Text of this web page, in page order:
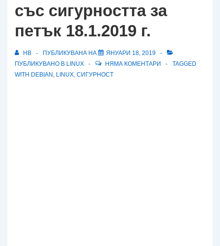
със сигурността за
петък 18.1.2019 г.
HB ПУБЛИКУВАНА НА
ЯНУАРИ 18, 2019
ПУБЛИКУВАНО В LINUX НЯМА КОМЕНТАРИ
TAGGED
WITH DEBIAN , LINUX, СИГУРНОСТ